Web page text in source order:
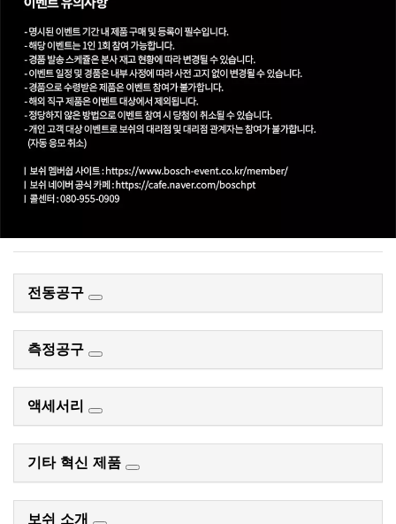
전동공구
측정공구
액세서리
기타 혁신 제품
보쉬 소개